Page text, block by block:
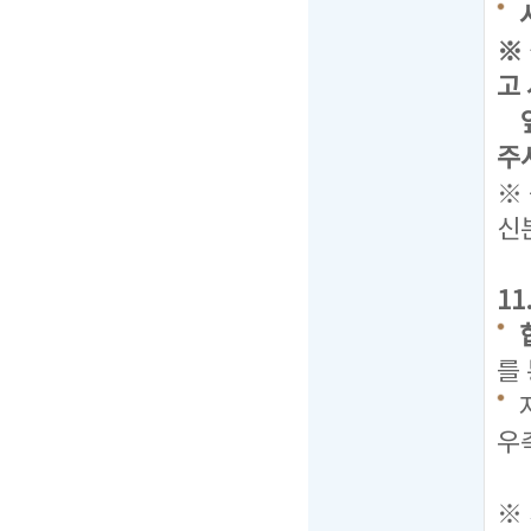
※
고
주
※
신
를
우
※